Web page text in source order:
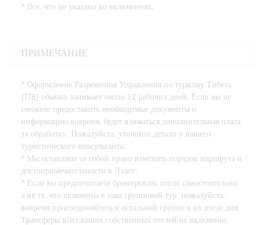
* Все, что не указано во включениях.
ПРИМЕЧАНИЕ
* Оформление Разрешения Управления по туризму Тибета
(TTB) обычно занимает около 12 рабочих дней. Если вы не
сможете предоставить необходимые документы и
информацию вовремя, будет взиматься дополнительная плата
за обработку. Пожалуйста, уточните детали у вашего
туристического консультанта;
* Мы оставляем за собой право изменять порядок маршрута и
достопримечательности в Лхасе;
* Если вы предпочитаете бронировать отели самостоятельно,
а не те, что включены в наш групповой тур, пожалуйста,
вовремя присоединяйтесь к остальной группе в их отеле дня.
Трансферы в/из ваших собственных отелей не включены;